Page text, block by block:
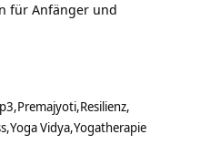
für Anfänger und
Premajyoti Resilienz
Yoga Vidya Yogatherapie